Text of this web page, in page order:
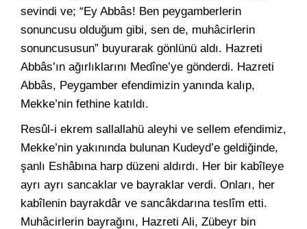
sevindi ve; “Ey Abbâs! Ben peygamberlerin
sonuncusu olduğum gibi, sen de, muhâcirlerin
sonuncususun” buyurarak gönlünü aldı. Hazreti
Abbâs’ın ağırlıklarını Medîne’ye gönderdi. Hazreti
Abbâs, Peygamber efendimizin yanında kalıp,
Mekke’nin fethine katıldı.
Resûl-i ekrem sallallahü aleyhi ve sellem efendimiz,
Mekke’nin yakınında bulunan Kudeyd’e geldiğinde,
şanlı Eshâbına harp düzeni aldırdı. Her bir kabîleye
ayrı ayrı sancaklar ve bayraklar verdi. Onları, her
kabîlenin bayrakdâr ve sancâkdarına teslîm etti.
Muhâcirlerin bayrağını, Hazreti Ali, Zübeyr bin